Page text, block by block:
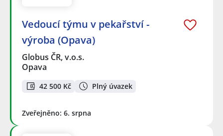
Vedoucí týmu v pekařství -
výroba (Opava)
Globus ČR, v.o.s.
Opava
42 500 Kč Plný úvazek
Zveřejněno: 6. srpna